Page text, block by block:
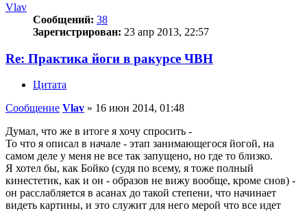
Vlav
Сообщений: 38
Зарегистрирован: 23 апр 2013, 22:57
Re: Практика йоги в ракурсе ЧВН
Цитата
Сообщение Vlav » 16 июн 2014, 01:48
Думал, что же в итоге я хочу спросить -
То что я описал в начале - этап занимающегося йогой, на
самом деле у меня не все так запущено, но где то близко.
Я хотел бы, как Бойко (судя по всему, я тоже полный
кинестетик, как и он - образов не вижу вообще, кроме снов) -
он расслабляется в асанах до такой степени, что начинает
видеть картины, и это служит для него мерой что все идет